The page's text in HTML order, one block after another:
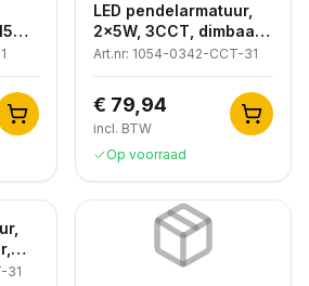
LED pendelarmatuur,
2x5W, 3CCT, dimbaar,
Zwart
Art.nr: 1054-0342-CCT-31
€ 79,94
incl. BTW
Op voorraad
31